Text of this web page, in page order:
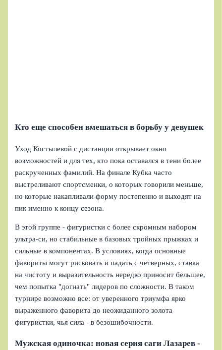
Кто еще способен вмешаться в борьбу у девушек
Уход Костылевой с дистанции открывает окно
возможностей и для тех, кто пока оставался в тени более
раскрученных фамилий. На финале Кубка часто
выстреливают спортсменки, о которых говорили меньше,
но которые накапливали форму постепенно и выходят на
пик именно к концу сезона.
В этой группе - фигуристки с более скромным набором
ультра-си, но стабильные в базовых тройных прыжках и
сильные в компонентах. В условиях, когда основные
фавориты могут рисковать и падать с четверных, ставка
на чистоту и выразительность нередко приносит бельшее,
чем попытка "догнать" лидеров по сложности. В таком
турнире возможно все: от уверенного триумфа ярко
выраженного фаворита до неожиданного золота
фигуристки, чья сила - в безошибочности.
Мужская одиночка: новая серия саги Лазарев -